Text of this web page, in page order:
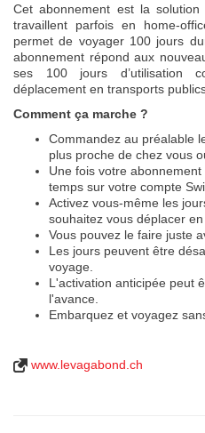
Cet abonnement est la
travaillent parfois en home-
permet de voyager 100 jours
abonnement répond aux
ses 100 jours d’utilisation
déplacement en transports
Comment ça marche ?
Commandez au préalable
plus proche de chez vous
Une fois votre
temps sur votre compte
Activez vous-même les
souhaitez vous déplacer
Vous pouvez le faire juste
Les jours peuvent être
voyage.
L'activation anticipée peut
l'avance.
Embarquez et voyagez
www.levagabond.ch